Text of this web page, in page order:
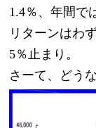
1.4％、年間で
リターンはわ
5％止まり。
さーて、どう